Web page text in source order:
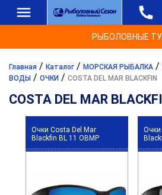
РЫБОЛОВНЫЕ
Главная / Каталог / МОРСКАЯ РЫБАЛКА /
ВОДЫ / ОЧКИ / COSTA DEL MAR BLACKFIN
COSTA DEL MAR
Очки Costa Del Mar
Blackfin BL 11 OBMP
Очки